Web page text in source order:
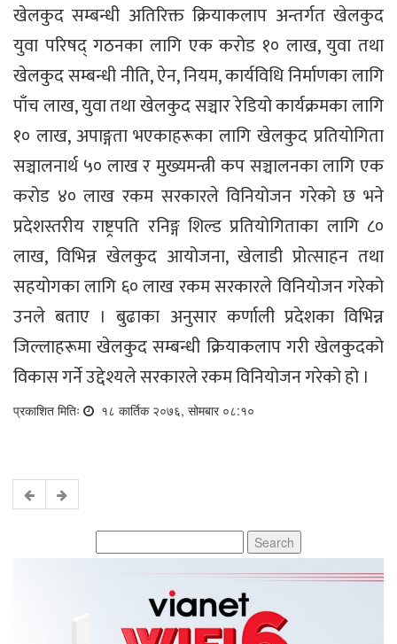
खेलकुद सम्बन्धी अतिरिक्त क्रियाकलाप अन्तर्गत खेलकुद
युवा परिषद् गठनका लागि एक करोड १० लाख, युवा तथा
खेलकुद सम्बन्धी नीति, ऐन, नियम, कार्यविधि निर्माणका लागि
पाँच लाख, युवा तथा खेलकुद सञ्चार रेडियो कार्यक्रमका लागि
१० लाख, अपाङ्गता भएकाहरूका लागि खेलकुद प्रतियोगिता
सञ्चालनार्थ ५० लाख र मुख्यमन्त्री कप सञ्चालनका लागि एक
करोड ४० लाख रकम सरकारले विनियोजन गरेको छ भने
प्रदेशस्तरीय राष्ट्रपति रनिङ्ग शिल्ड प्रतियोगिताका लागि ८०
लाख, विभिन्न खेलकुद आयोजना, खेलाडी प्रोत्साहन तथा
सहयोगका लागि ६० लाख रकम सरकारले विनियोजन गरेको
उनले बताए । बुढाका अनुसार कर्णाली प्रदेशका विभिन्न
जिल्लाहरूमा खेलकुद सम्बन्धी क्रियाकलाप गरी खेलकुदको
विकास गर्ने उद्देश्यले सरकारले रकम विनियोजन गरेको हो ।
प्रकाशित मितिः १८ कार्तिक २०७६, सोमबार ०८:१०
for: